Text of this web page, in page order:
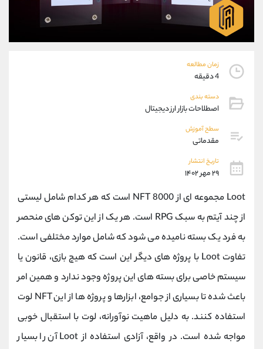
زمان مطالعه
4 دقیقه
دسته بندی
اصطلاحات بازار ارز دیجیتال
سطح آموزش
مقدماتی
تاریخ انتشار
۲۹ مهر ۱۴۰۲
Loot مجموعه ای از 8000 NFT است که هر کدام شامل لیستی
از چند آیتم به سبک RPG است. هر یک از این توکن های منحصر
به فرد یک بسته نامیده می شود که شامل موارد مختلفی است.
تفاوت Loot با پروژه های دیگر این است که هیچ بازی، قانون یا
سیستم خاصی برای بسته های این پروژه وجود ندارد و همین امر
باعث شده تا بسیاری از جوامع، ابزارها و پروژه ها از این
NFT لوت
استفاده کنند. به دلیل ماهیت نوآورانه، لوت با استقبال خوبی
مواجه شده است. در واقع، آزادی استفاده از Loot آن را بسیار
09194198792
واتساپ شروع گفتگو
تلگرام
پشتیبان فروش
موبایل
واتساپ
داخلی
اطلاعات تماس (دفتر فروش)
021-22021030
بدون پیش شماره 90001030
اینستاگرام @alireza.mehrabii
کانال تلگرام @alirezamehrabi_com